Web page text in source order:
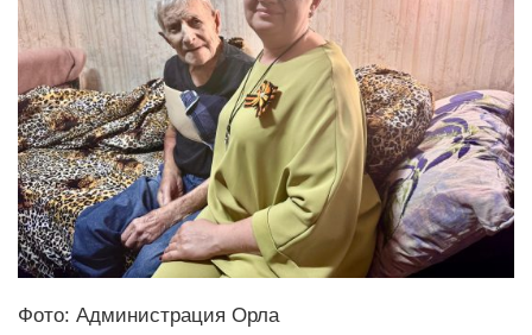
Фото: Администрация Орла